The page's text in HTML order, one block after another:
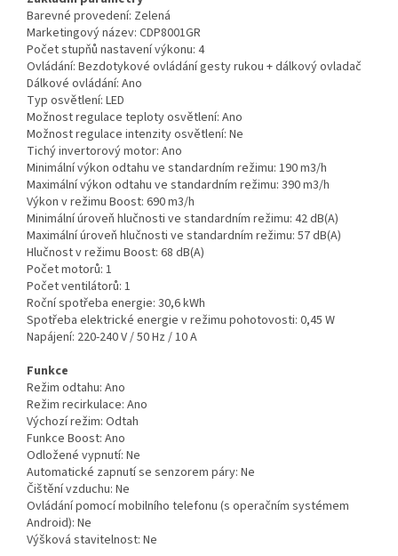
Barevné provedení: Zelená
Marketingový název: CDP8001GR
Počet stupňů nastavení výkonu: 4
Ovládání: Bezdotykové ovládání gesty rukou + dálkový ovladač
Dálkové ovládání: Ano
Typ osvětlení: LED
Možnost regulace teploty osvětlení: Ano
Možnost regulace intenzity osvětlení: Ne
Tichý invertorový motor: Ano
Minimální výkon odtahu ve standardním režimu: 190 m3/h
Maximální výkon odtahu ve standardním režimu: 390 m3/h
Výkon v režimu Boost: 690 m3/h
Minimální úroveň hlučnosti ve standardním režimu: 42 dB(A)
Maximální úroveň hlučnosti ve standardním režimu: 57 dB(A)
Hlučnost v režimu Boost: 68 dB(A)
Počet motorů: 1
Počet ventilátorů: 1
Roční spotřeba energie: 30,6 kWh
Spotřeba elektrické energie v režimu pohotovosti: 0,45 W
Napájení: 220-240 V / 50 Hz / 10 A
Funkce
Režim odtahu: Ano
Režim recirkulace: Ano
Výchozí režim: Odtah
Funkce Boost: Ano
Odložené vypnutí: Ne
Automatické zapnutí se senzorem páry: Ne
Čištění vzduchu: Ne
Ovládání pomocí mobilního telefonu (s operačním systémem
Android): Ne
Výšková stavitelnost: Ne